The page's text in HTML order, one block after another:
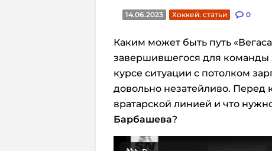
14.06.2023 Хоккей. статьи 0
Каким может быть путь
завершившегося для команды
курсе ситуации с потолком
довольно незатейливо. Перед
вратарской линией и что
Барбашева?